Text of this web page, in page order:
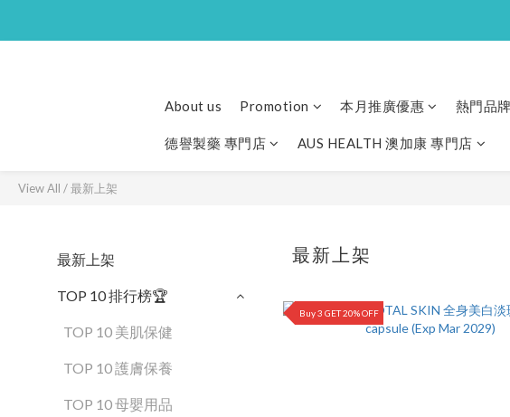
About us Promotion 本月推廣優惠 熱門品牌
德譽製藥 專門店 AUS HEALTH 澳加康 專門店
View All /最新上架
最新上架
TOP 10 排行榜🏆
TOP 10 美肌保健
TOP 10 護膚保養
TOP 10 母嬰用品
最新上架
Buy 3 GET 20% OFF